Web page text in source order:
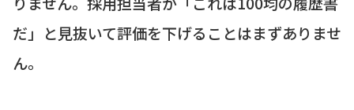
だ」と見抜いて評価を下げることはまずありませ
ん。